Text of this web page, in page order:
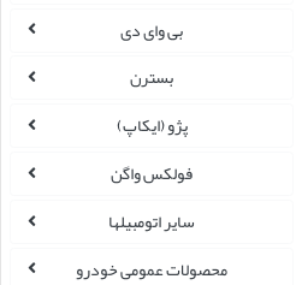
بی وای دی
بسترن
پژو (ایکاپ)
فولکس واگن
سایر اتومبیلها
محصولات عمومی خودرو